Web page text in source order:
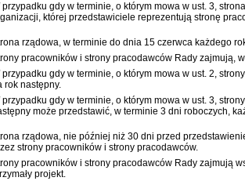
przypadku gdy w terminie, o którym mowa w ust. 3,
której przedstawiciele reprezentują stronę
rządowa, w terminie do dnia 15 czerwca każdego
pracowników i strony pracodawców Rady zajmują,
przypadku gdy w terminie, o którym mowa w ust. 2,
rok następny.
przypadku gdy w terminie, o którym mowa w ust. 3,
może przedstawić, w terminie 3 dni roboczych,
rządowa, nie później niż 30 dni przed
strony pracowników i strony pracodawców.
pracowników i strony pracodawców Rady zajmują
projekt.